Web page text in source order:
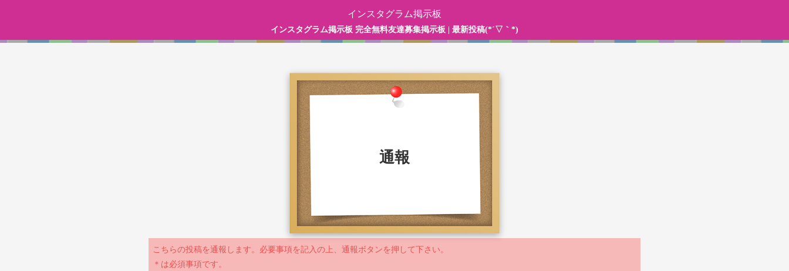
インスタグラム掲示板
インスタグラム掲示板 完全無料友達募集掲示板 | 最新投稿(*´▽｀*)
通報
こちらの投稿を通報します。必要事項を記入の上、通報ボタンを押して下さい。
＊は必須事項です。